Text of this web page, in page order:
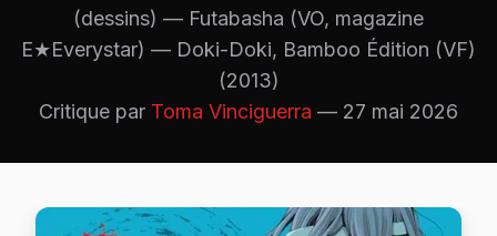
(dessins) — Futabasha (VO, magazine
E★Everystar) — Doki-Doki, Bamboo Édition (VF)
(2013)
Critique par Toma Vinciguerra — 27 mai 2026